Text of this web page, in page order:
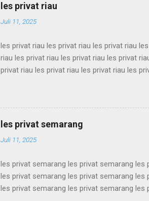
privat sukabumi les privat sukabumi les
les privat riau
Juli 11, 2025
les privat riau les privat riau les privat riau
riau les privat riau les privat riau les privat
privat riau les privat riau les privat riau les
riau les privat riau les privat riau les privat
privat riau les privat riau les privat riau les
les privat riau les privat riau les privat riau
les privat semarang
Juli 11, 2025
les privat semarang les privat semarang
les privat semarang les privat semarang
les privat semarang les privat semarang les